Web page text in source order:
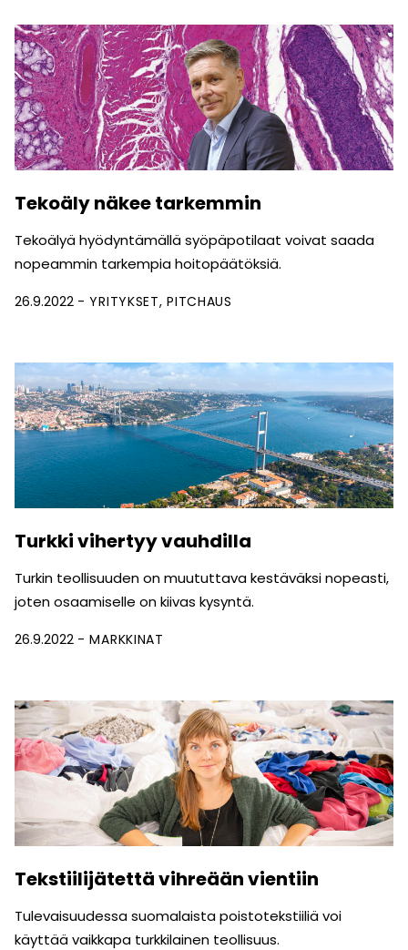
Tekoäly näkee tarkemmin
Tekoälyä hyödyntämällä syöpäpotilaat voivat saada
nopeammin tarkempia hoitopäätöksiä.
26.9.2022 YRITYKSET PITCHAUS
Turkki vihertyy vauhdilla
Turkin teollisuuden on muututtava kestäväksi nopeasti,
joten osaamiselle on kiivas kysyntä.
26.9.2022 MARKKINAT
Tekstiilijätettä vihreään vientiin
Tulevaisuudessa suomalaista poistotekstiiliä voi
käyttää vaikkapa turkkilainen teollisuus.